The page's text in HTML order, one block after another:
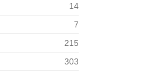
14
7
215
303